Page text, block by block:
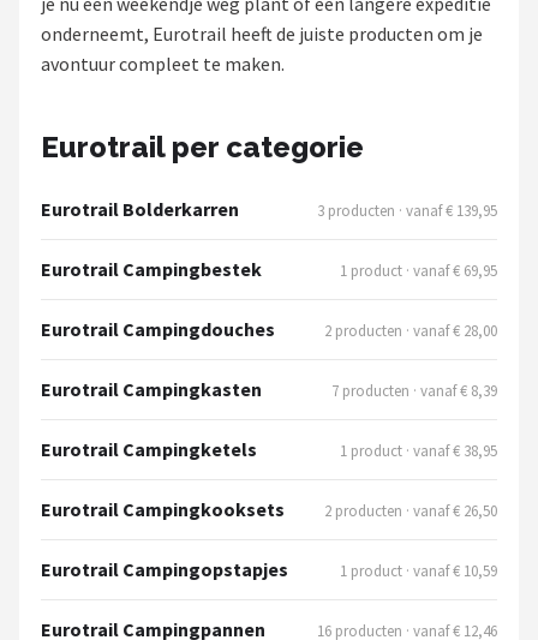
Intex
KOEL
Eurotrail
Quechua
Alle merken →
onderneemt, Eurotrail heeft de juiste producten om je
avontuur compleet te maken.
Eurotrail per categorie
Eurotrail Bolderkarren 3 producten · vanaf € 139,95
Eurotrail Campingbestek 1 product · vanaf € 69,95
Eurotrail Campingdouches 2 producten · vanaf € 28,00
Eurotrail Campingkasten 7 producten · vanaf € 8,39
Eurotrail Campingketels 1 product · vanaf € 38,95
Eurotrail Campingkooksets 2 producten · vanaf € 26,50
Eurotrail Campingopstapjes 1 product · vanaf € 10,59
Eurotrail Campingpannen 16 producten · vanaf € 12,46